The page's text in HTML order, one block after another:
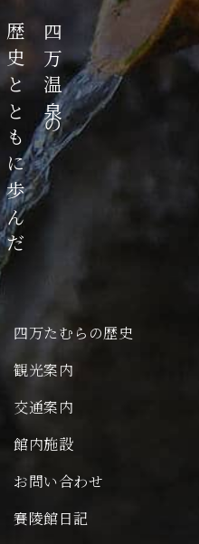
四万温泉の
歴史とともに歩んだ
四万たむらの歴史
観光案内
交通案内
館内施設
お問い合わせ
賽陵館日記